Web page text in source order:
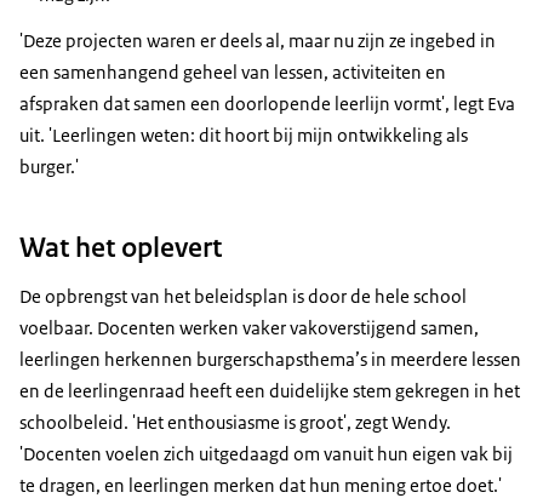
'Deze projecten waren er deels al, maar nu zijn ze ingebed in
een samenhangend geheel van lessen, activiteiten en
afspraken dat samen een doorlopende leerlijn vormt', legt Eva
uit. 'Leerlingen weten: dit hoort bij mijn ontwikkeling als
burger.'
Wat het oplevert
De opbrengst van het beleidsplan is door de hele school
voelbaar. Docenten werken vaker vakoverstijgend samen,
leerlingen herkennen burgerschapsthema’s in meerdere lessen
en de leerlingenraad heeft een duidelijke stem gekregen in het
schoolbeleid. 'Het enthousiasme is groot', zegt Wendy.
'Docenten voelen zich uitgedaagd om vanuit hun eigen vak bij
te dragen, en leerlingen merken dat hun mening ertoe doet.'